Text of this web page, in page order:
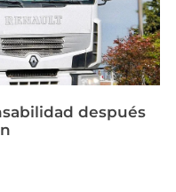
después